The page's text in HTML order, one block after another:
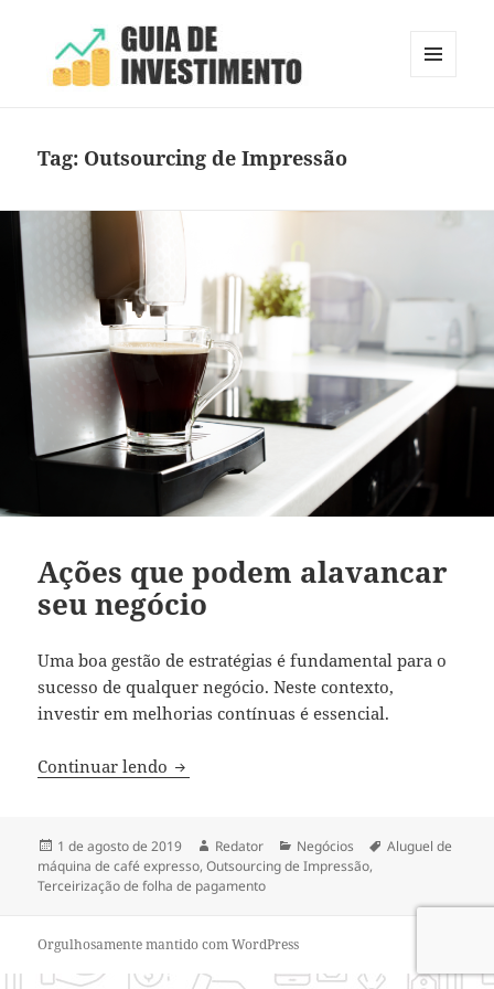
Tag: Outsourcing de Impressão
Ações que podem alavancar
seu negócio
Uma boa gestão de estratégias é fundamental para o
sucesso de qualquer negócio. Neste contexto,
investir em melhorias contínuas é essencial.
Continuar lendo Ações que podem alavancar seu negócio
Publicado
em
1 de agosto de 2019 Autor
Redator Categorias
Negócios Tags
Aluguel de
máquina de café expresso,Outsourcing de Impressão,
Terceirização de folha de pagamento
Orgulhosamente mantido com WordPress